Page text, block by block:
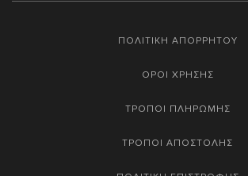
ΠΟΛΙΤΙΚΗ ΑΠΟΡΡΗΤΟΥ
ΟΡΟΙ ΧΡΗΣΗΣ
ΤΡΟΠΟΙ ΠΛΗΡΩΜΗΣ
ΤΡΟΠΟΙ ΑΠΟΣΤΟΛΗΣ